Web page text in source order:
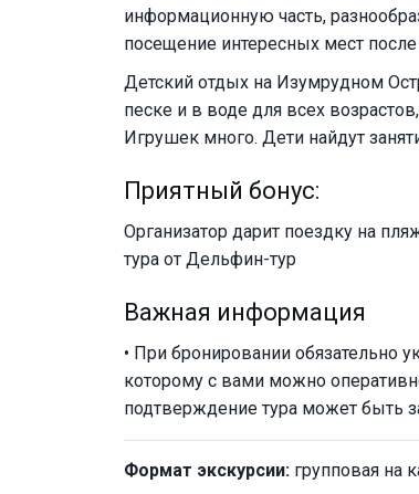
информационную часть,
посещение интересных мест после
Детский отдых на Изумрудном
песке и в воде для всех
Игрушек много. Дети найдут
Приятный бонус:
Организатор дарит поездку на
тура от Дельфин-тур
Важная информация
• При бронировании обязательно
которому с вами можно
подтверждение тура может быть
Формат экскурсии: групповая на